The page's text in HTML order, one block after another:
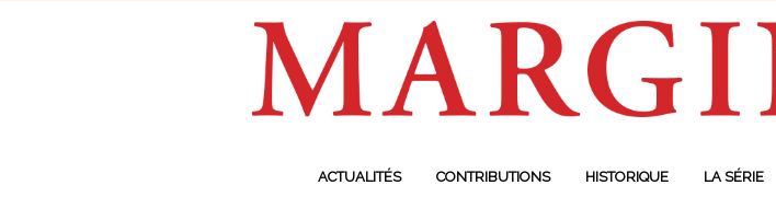
ACTUALITÉS CONTRIBUTIONS HISTORIQUE LA SÉRIE